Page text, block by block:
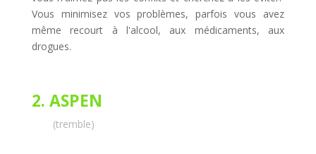
Vous minimisez vos problèmes, parfois vous avez
même recourt à l'alcool, aux médicaments, aux
drogues.
2. ASPEN
(tremble)